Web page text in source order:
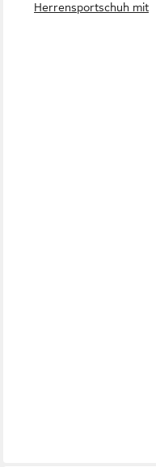
Herrensportschuh mit